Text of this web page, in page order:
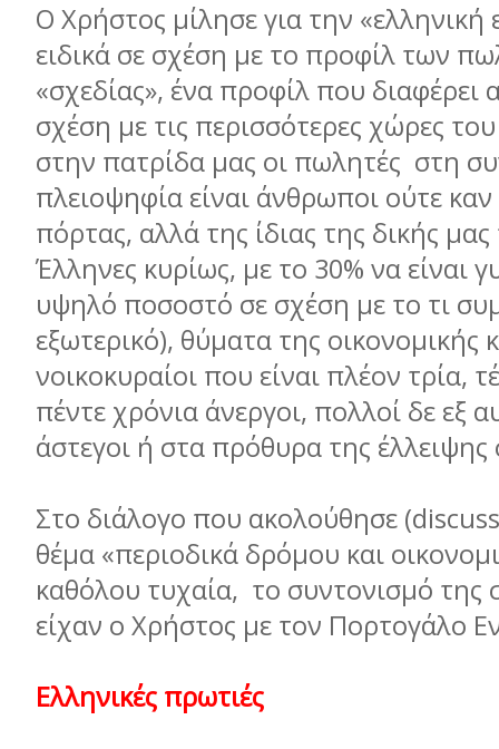
Ο Χρήστος μίλησε για την «ελληνική
ειδικά σε σχέση με το προφίλ των
«σχεδίας», ένα προφίλ που διαφέρει
σχέση με τις περισσότερες χώρες
στην πατρίδα μας οι πωλητές στη
πλειοψηφία είναι άνθρωποι ούτε
πόρτας, αλλά της ίδιας της δικής
Έλληνες κυρίως, με το 30% να είναι
υψηλό ποσοστό σε σχέση με το τι
εξωτερικό), θύματα της οικονομικής
νοικοκυραίοι που είναι πλέον τρία,
πέντε χρόνια άνεργοι, πολλοί δε εξ
άστεγοι ή στα πρόθυρα της
Στο διάλογο που ακολούθησε
θέμα «περιοδικά δρόμου και
καθόλου τυχαία, το συντονισμό της
είχαν ο Χρήστος με τον Πορτογάλο
Ελληνικές πρωτιές